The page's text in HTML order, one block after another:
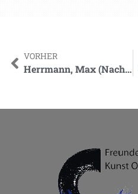
VORHER
Herrmann, Max (Nachlass)